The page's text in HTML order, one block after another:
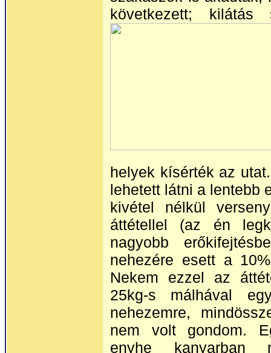
következett;
helyek kísérték az
lehetett látni a lentebb
kivétel nélkül
áttétellel (az én
nagyobb
nehezére esett a
Nekem ezzel az
25kg-s málhával
nehezemre,
nem volt gondom.
enyhe kanyarban